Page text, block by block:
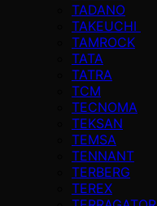
TADANO
TAKEUCHI
TAMROCK
TATA
TATRA
TCM
TECNOMA
TEKSAN
TEMSA
TENNANT
TERBERG
TEREX